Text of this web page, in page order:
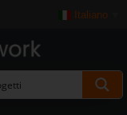
Italiano